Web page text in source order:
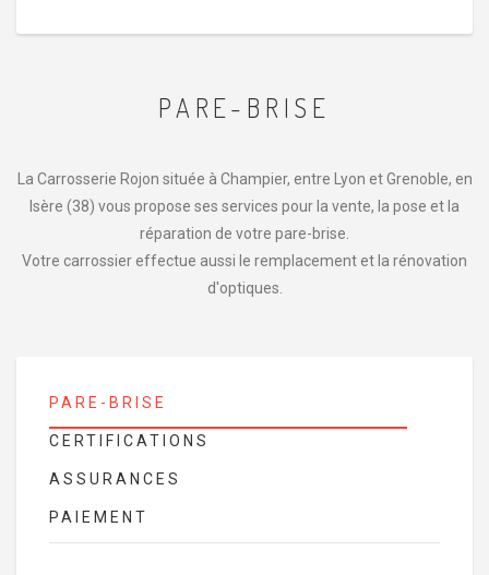
PARE-BRISE
La Carrosserie Rojon située à Champier, entre Lyon et Grenoble, en
Isère (38) vous propose ses services pour la vente, la pose et la
réparation de votre pare-brise.
Votre carrossier effectue aussi le remplacement et la rénovation
d'optiques.
PARE-BRISE
CERTIFICATIONS
ASSURANCES
PAIEMENT